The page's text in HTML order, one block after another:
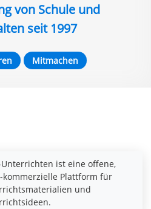
von Schule und
seit 1997
Mitmachen
Unterrichten ist eine offene,
kommerzielle Plattform für
und